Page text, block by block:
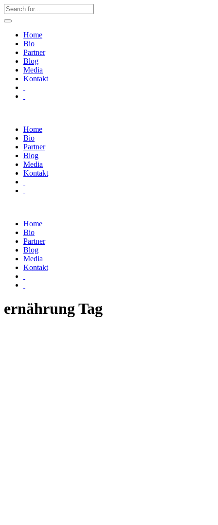
Home
Bio
Partner
Blog
Media
Kontakt
Home
Bio
Partner
Blog
Media
Kontakt
Home
Bio
Partner
Blog
Media
Kontakt
ernährung Tag